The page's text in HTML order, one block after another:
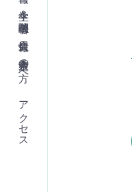
学生＆学校関係者
入会希望の方へ
アクセス